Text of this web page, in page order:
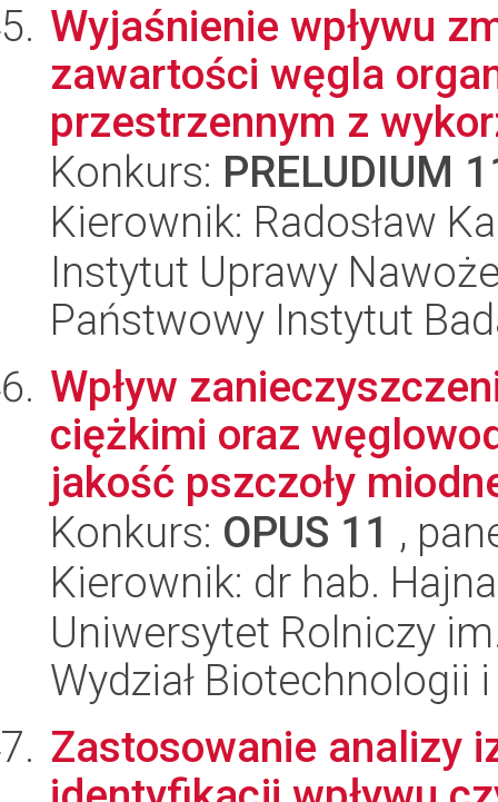
Wyjaśnienie wpływu
zawartości węgla
przestrzennym z
Konkurs: PRELUDIUM
Kierownik: Radosław
Instytut Uprawy
Państwowy Instytut
Wpływ
ciężkimi oraz
jakość pszczoły
Konkurs: OPUS 11 ,
Kierownik: dr hab.
Uniwersytet Rolniczy
Wydział Biotechnologii
Zastosowanie analizy